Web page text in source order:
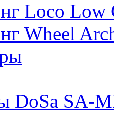
Loco Low
Wheel
DoSа SA-